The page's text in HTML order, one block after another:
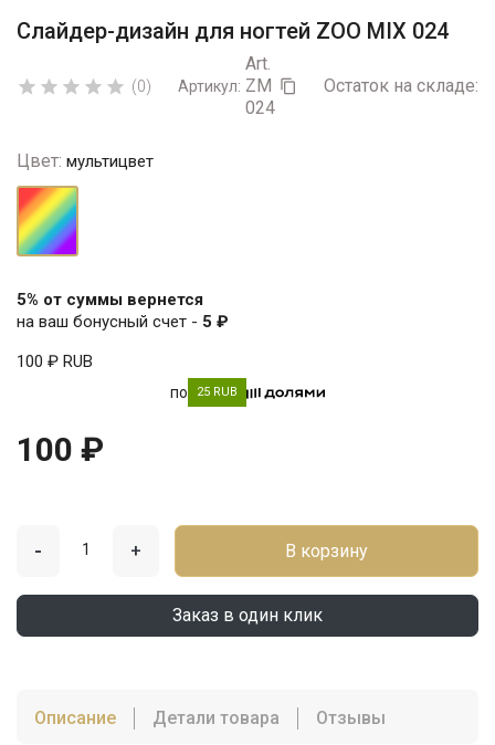
Слайдер-дизайн для ногтей ZOO MIX 024
     (0) Артикул:
Art.
ZM
024
 Остаток на складе:
Цвет: мультицвет
мультицвет
5% от суммы вернется
на ваш бонусный счет - 5 ₽
100 ₽ RUB
по 25 RUB
100 ₽
- + В корзину
Заказ в один клик
Описание Детали товара Отзывы